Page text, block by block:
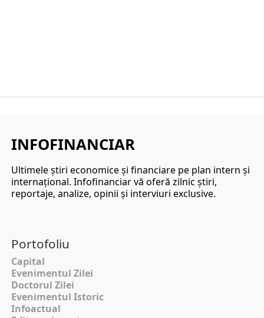
INFOFINANCIAR
Ultimele ştiri economice şi financiare pe plan intern şi
internaţional. Infofinanciar vă oferă zilnic ştiri,
reportaje, analize, opinii şi interviuri exclusive.
Portofoliu
Capital
Evenimentul Zilei
Doctorul Zilei
Evenimentul Istoric
Infoactual